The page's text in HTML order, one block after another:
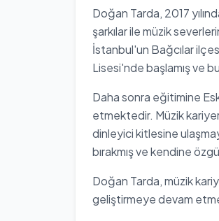
Doğan Tarda, 2017
şarkılar ile müzik
İstanbul'un Bağcılar
Lisesi'nde başlamış ve
Daha sonra eğitimine
etmektedir. Müzik
dinleyici kitlesine
bırakmış ve kendine
Doğan Tarda, müzik
geliştirmeye devam